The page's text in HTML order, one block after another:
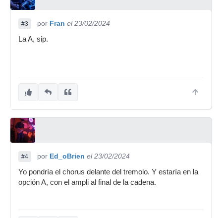
#3 por Fran el 23/02/2024
La A, sip.
#4 por Ed_oBrien el 23/02/2024
Yo pondría el chorus delante del tremolo. Y estaría en la
opción A, con el ampli al final de la cadena.